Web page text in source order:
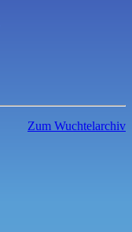
Zum Wuchtelarchiv